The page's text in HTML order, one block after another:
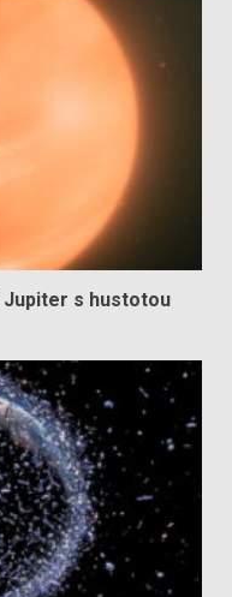
Jupiter s hustotou